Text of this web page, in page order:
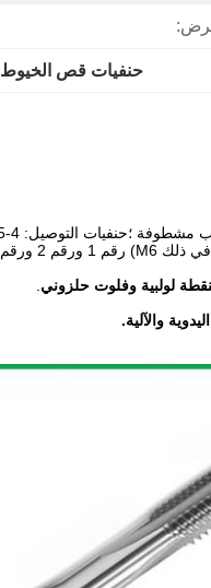
حنفيات قص الخيوط
لولبية وفلوت حلزوني
والآلية.